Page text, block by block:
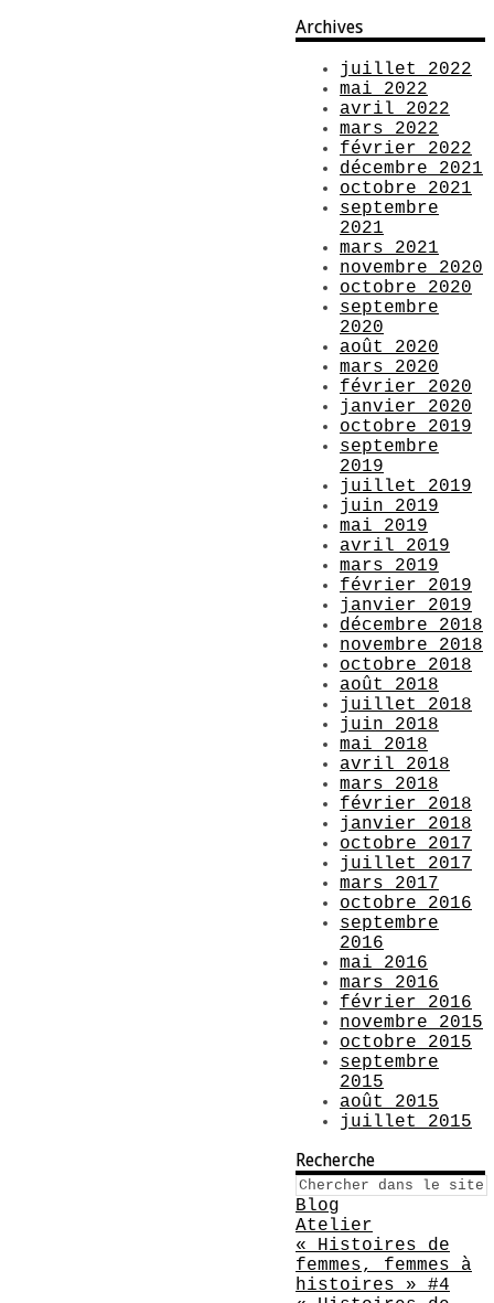
Archives
juillet 2022
mai 2022
avril 2022
mars 2022
février 2022
décembre 2021
octobre 2021
septembre
2021
mars 2021
novembre 2020
octobre 2020
septembre
2020
août 2020
mars 2020
février 2020
janvier 2020
octobre 2019
septembre
2019
juillet 2019
juin 2019
mai 2019
avril 2019
mars 2019
février 2019
janvier 2019
décembre 2018
novembre 2018
octobre 2018
août 2018
juillet 2018
juin 2018
mai 2018
avril 2018
mars 2018
février 2018
janvier 2018
octobre 2017
juillet 2017
mars 2017
octobre 2016
septembre
2016
mai 2016
mars 2016
février 2016
novembre 2015
octobre 2015
septembre
2015
août 2015
juillet 2015
Recherche
Blog
Atelier
« Histoires de
femmes, femmes à
histoires » #4